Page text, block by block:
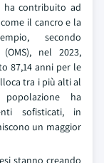
ha contribuito ad
il cancro e la
secondo
nel 2023,
87,14 anni per le
tra i più alti al
ha
sofisticati, in
un maggior
stanno creando